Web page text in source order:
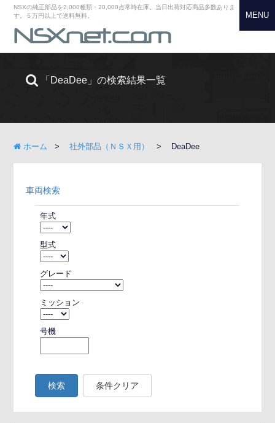
NSXの純正部品を2,000種類・20,000点常時在庫。当日出荷対応商品多数ありま
す。５万円以上で送料無料。
MENU
「DeaDee」の検索結果一覧
ホーム 社外部品（ＮＳＸ用） DeaDee
車両検索
年式
型式
グレード
ミッション
号機
検索 条件クリア